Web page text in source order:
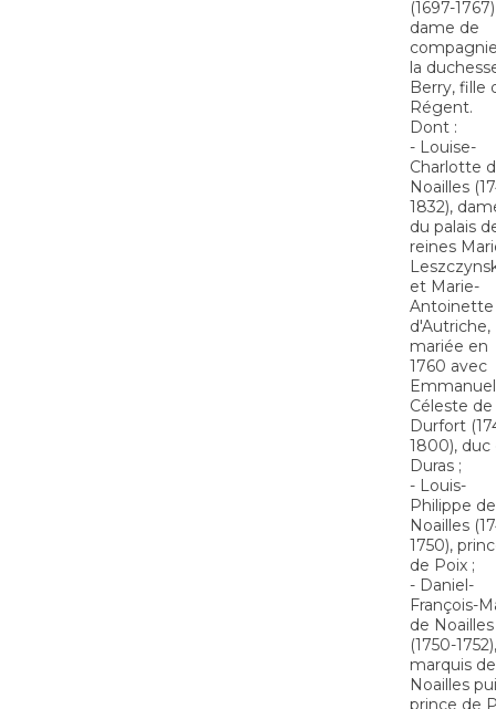
(1697-
dame de
la
Berry, fille
Régent.
Dont :
- Louise-
Charlotte
Noailles
1832),
du palais
reines
et Marie-
Antoinette
d'Autriche,
mariée en
1760 avec
Céleste de
Durfort
1800), duc
Duras ;
- Louis-
Philippe de
Noailles
1750),
de Poix ;
- Daniel-
François-
de Noailles
(1750-1752),
marquis de
Noailles
prince de